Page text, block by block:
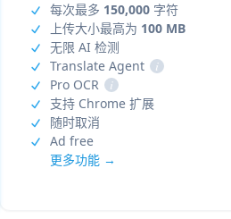
每次最多 150,000字符
上传大小最高为 100 MB
无限 AI 检测
Translate Agent
i
Pro OCR
i
支持 Chrome 扩展
随时取消
Ad free
更多功能 →